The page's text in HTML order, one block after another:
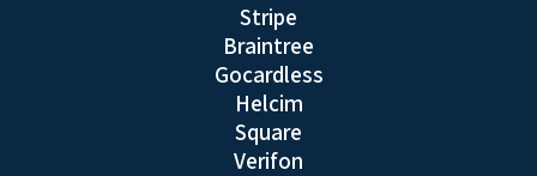
Stripe
Braintree
Gocardless
Helcim
Square
Verifon